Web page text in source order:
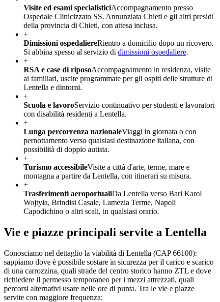
Visite ed esami specialisticiAccompagnamento presso
Ospedale Clinicizzato SS. Annunziata Chieti e gli altri presidi
della provincia di Chieti, con attesa inclusa.
+
Dimissioni ospedaliereRientro a domicilio dopo un ricovero.
Si abbina spesso al servizio di dimissioni ospedaliere.
+
RSA e case di riposoAccompagnamento in residenza, visite
ai familiari, uscite programmate per gli ospiti delle strutture di
Lentella e dintorni.
+
Scuola e lavoroServizio continuativo per studenti e lavoratori
con disabilità residenti a Lentella.
+
Lunga percorrenza nazionaleViaggi in giornata o con
pernottamento verso qualsiasi destinazione italiana, con
possibilità di doppio autista.
+
Turismo accessibileVisite a città d'arte, terme, mare e
montagna a partire da Lentella, con itinerari su misura.
+
Trasferimenti aeroportualiDa Lentella verso Bari Karol
Wojtyła, Brindisi Casale, Lamezia Terme, Napoli
Capodichino o altri scali, in qualsiasi orario.
Vie e piazze principali servite a Lentella
Conosciamo nel dettaglio la viabilità di Lentella (CAP66100):
sappiamo dove è possibile sostare in sicurezza per il carico e scarico
di una carrozzina, quali strade del centro storico hanno ZTL e dove
richiedere il permesso temporaneo per i mezzi attrezzati, quali
percorsi alternativi usare nelle ore di punta. Tra le vie e piazze
servite con maggiore frequenza: